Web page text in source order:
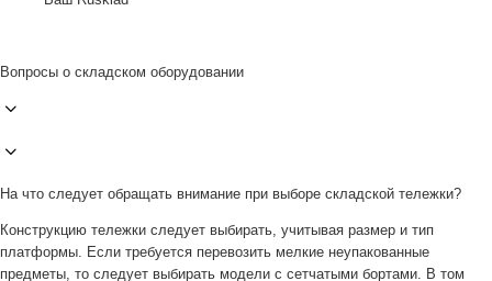
Вопросы о складском оборудовании
На что следует обращать внимание при выборе складской тележки?
Конструкцию тележки следует выбирать, учитывая размер и тип
платформы. Если требуется перевозить мелкие неупакованные
предметы, то следует выбирать модели с сетчатыми бортами. В том